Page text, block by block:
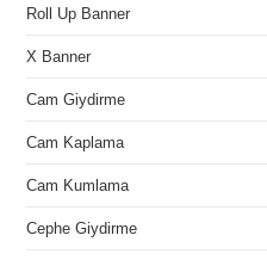
Roll Up Banner
X Banner
Cam Giydirme
Cam Kaplama
Cam Kumlama
Cephe Giydirme